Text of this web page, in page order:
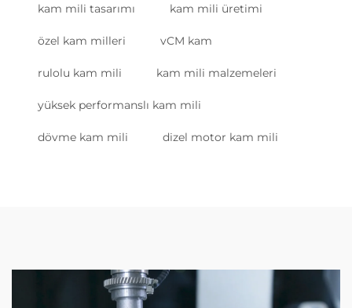
kam mili tasarımı kam mili üretimi
özel kam milleri vCM kam
rulolu kam mili kam mili malzemeleri
yüksek performanslı kam mili
dövme kam mili dizel motor kam mili